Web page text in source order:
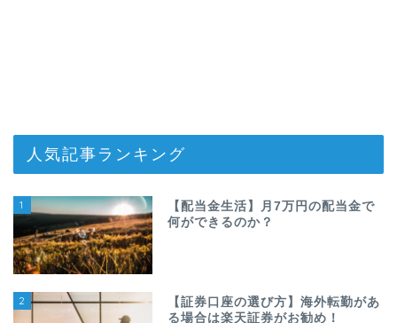
人気記事ランキング
1
【配当金生活】月7万円の配当金で
何ができるのか？
2
【証券口座の選び方】海外転勤があ
る場合は楽天証券がお勧め！